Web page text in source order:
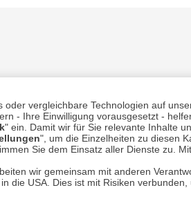
oder vergleichbare Technologien auf
- Ihre Einwilligung vorausgesetzt -
" ein. Damit wir für Sie relevante Inhalte
", um die Einzelheiten zu diesen
Sie dem Einsatz aller Dienste zu.
wir gemeinsam mit anderen
die USA. Dies ist mit Risiken
für Sie
Archiv